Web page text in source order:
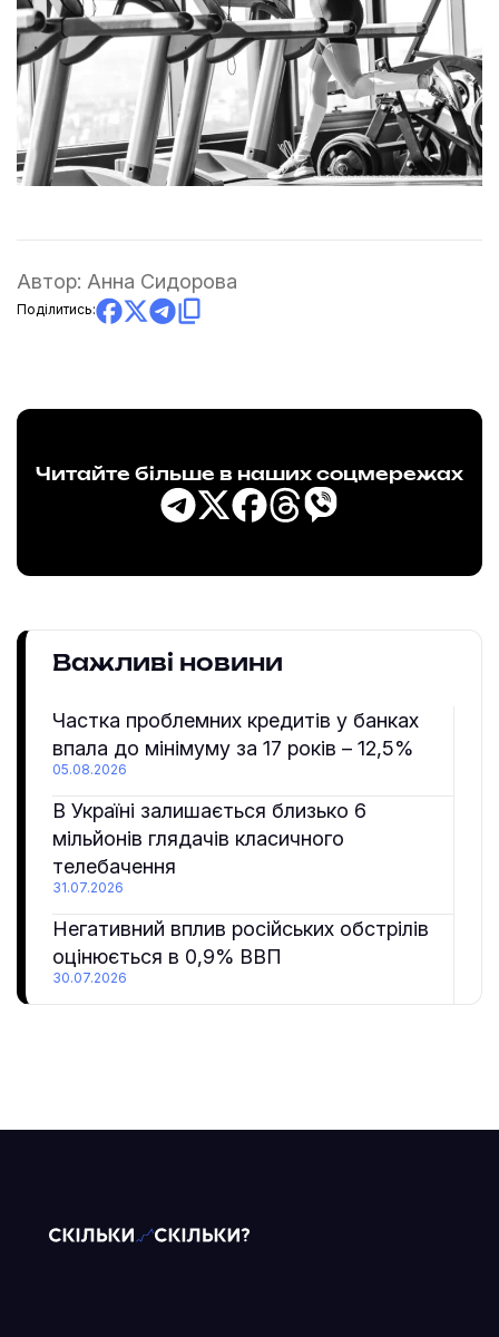
Автор: Анна Сидорова
Поділитись:
Читайте більше в наших соцмережах
Важливі новини
Частка проблемних кредитів у банках
впала до мінімуму за 17 років – 12,5%
05.08.2026
В Україні залишається близько 6
мільйонів глядачів класичного
телебачення
31.07.2026
Негативний вплив російських обстрілів
оцінюється в 0,9% ВВП
30.07.2026